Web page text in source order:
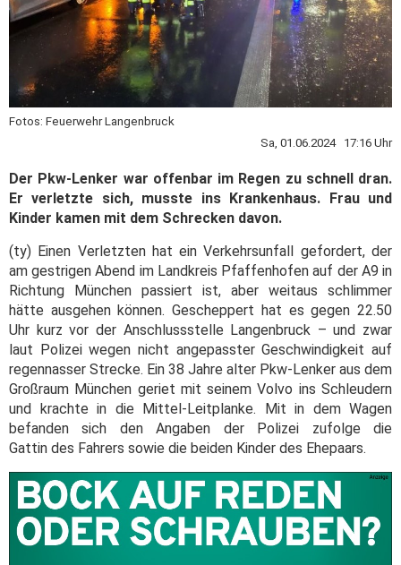
Fotos: Feuerwehr Langenbruck
Sa, 01.06.2024 17:16 Uhr
Der Pkw-Lenker war offenbar im Regen zu schnell dran.
Er verletzte sich, musste ins Krankenhaus. Frau und
Kinder kamen mit dem Schrecken davon.
(ty) Einen Verletzten hat ein Verkehrsunfall gefordert, der
am gestrigen Abend im Landkreis Pfaffenhofen auf der A9 in
Richtung München passiert ist, aber weitaus schlimmer
hätte ausgehen können. Gescheppert hat es gegen 22.50
Uhr kurz vor der Anschlussstelle Langenbruck – und zwar
laut Polizei wegen nicht angepasster Geschwindigkeit auf
regennasser Strecke. Ein 38 Jahre alter Pkw-Lenker aus dem
Großraum München geriet mit seinem Volvo ins Schleudern
und krachte in die Mittel-Leitplanke. Mit in dem Wagen
befanden sich den Angaben der Polizei zufolge die
Gattin des Fahrers sowie die beiden Kinder des Ehepaars.